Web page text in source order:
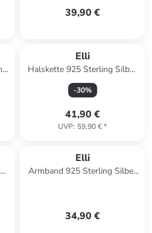
39,90 €
Elli
Halskette 925 Sterling Silber
Muschel in Gold
-30%
41,90 €
UVP: 59,90 €*
Elli
Armband 925 Sterling Silber
34,90 €